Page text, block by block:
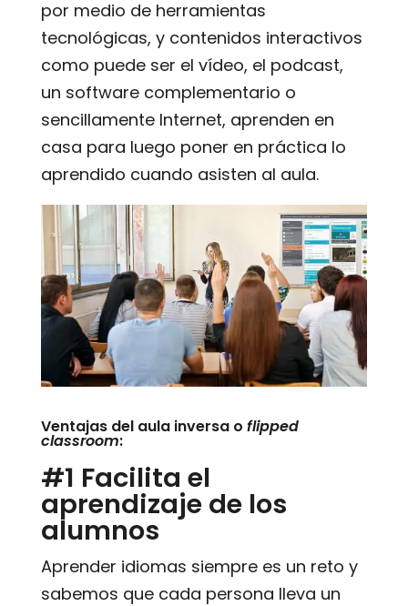
por medio de herramientas
tecnológicas, y contenidos interactivos
como puede ser el vídeo, el podcast,
un software complementario o
sencillamente Internet, aprenden en
casa para luego poner en práctica lo
aprendido cuando asisten al aula.
Ventajas del aula inversa o flipped
classroom:
#1 Facilita el
aprendizaje de los
alumnos
Aprender idiomas siempre es un reto y
sabemos que cada persona lleva un